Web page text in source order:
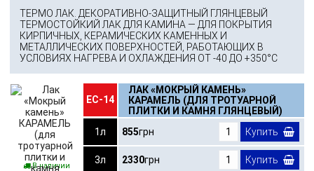
ТЕРМО ЛАК. ДЕКОРАТИВНО-ЗАЩИТНЫЙ ГЛЯНЦЕВЫЙ
ТЕРМОСТОЙКИЙ ЛАК ДЛЯ КАМИНА — ДЛЯ ПОКРЫТИЯ
КИРПИЧНЫХ, КЕРАМИЧЕСКИХ КАМЕННЫХ И
МЕТАЛЛИЧЕСКИХ ПОВЕРХНОСТЕЙ, РАБОТАЮЩИХ В
УСЛОВИЯХ НАГРЕВА И ОХЛАЖДЕНИЯ ОТ -40 ДО +350°С
В наличии
ЕС-14
ЛАК «МОКРЫЙ КАМЕНЬ»
КАРАМЕЛЬ (ДЛЯ ТРОТУАРНОЙ
ПЛИТКИ И КАМНЯ ГЛЯНЦЕВЫЙ)
1л
855грн Купить
3л 2330грн Купить